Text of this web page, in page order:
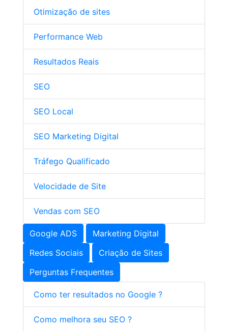
Otimização de sites
Performance Web
Resultados Reais
SEO
SEO Local
SEO Marketing Digital
Tráfego Qualificado
Velocidade de Site
Vendas com SEO
Google ADS
Marketing Digital
Redes Sociais
Criação de Sites
Perguntas Frequentes
Como ter resultados no Google ?
Como melhora seu SEO ?